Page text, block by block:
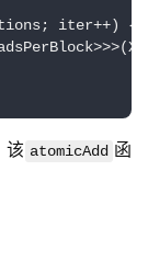
iter++) {
该 atomicAdd 函